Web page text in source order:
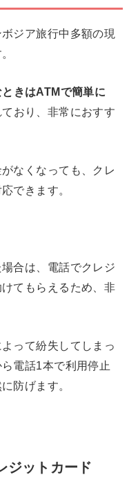
ジア旅行中多額の現
きはATMで簡単に
おり、非常におすす
なくなっても、クレ
できます。
合は、電話でクレジ
てもらえるため、非
って紛失してしまっ
電話1本で利用停止
防げます。
ジットカード